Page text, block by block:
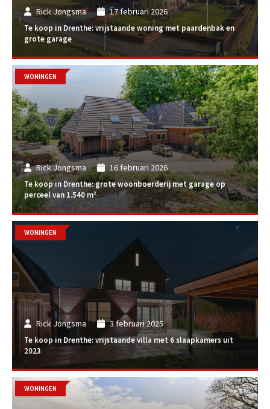
Rick Jongsma 17 februari 2026
Te koop in Drenthe: vrijstaande woning met paardenbak en
grote garage
Rick Jongsma 16 februari 2026
Te koop in Drenthe: grote woonboerderij met garage op
perceel van 1.540 m²
WONINGEN
Rick Jongsma 3 februari 2025
Te koop in Drenthe: vrijstaande villa met 6 slaapkamers uit
2023
WONINGEN
WONINGEN